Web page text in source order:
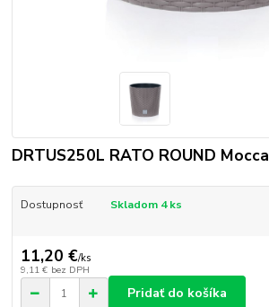
DRTUS250L RATO ROUND Mocca
Dostupnosť Skladom 4 ks
11,20 €/ks
9,11 € bez DPH
Pridať do košíka